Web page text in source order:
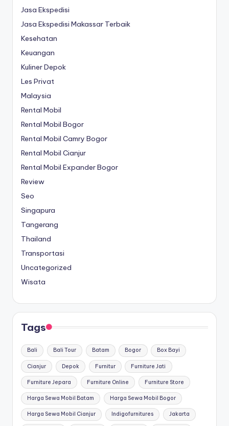
Jasa Ekspedisi
Jasa Ekspedisi Makassar Terbaik
Kesehatan
Keuangan
Kuliner Depok
Les Privat
Malaysia
Rental Mobil
Rental Mobil Bogor
Rental Mobil Camry Bogor
Rental Mobil Cianjur
Rental Mobil Expander Bogor
Review
Seo
Singapura
Tangerang
Thailand
Transportasi
Uncategorized
Wisata
Tags
Bali Bali Tour Batam Bogor Box Bayi
Cianjur Depok Furnitur Furniture Jati
Furniture Jepara Furniture Online Furniture Store
Harga Sewa Mobil Batam Harga Sewa Mobil Bogor
Harga Sewa Mobil Cianjur Indigofurnitures Jakarta